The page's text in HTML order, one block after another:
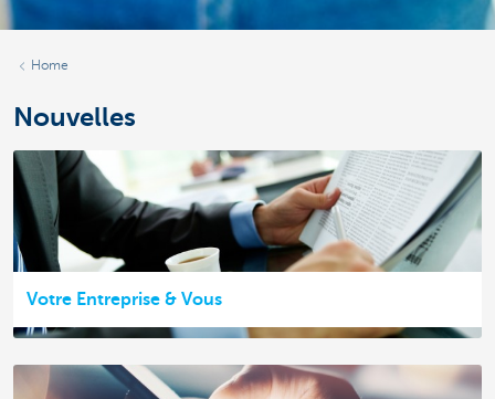
Home
Nouvelles
Votre Entreprise & Vous